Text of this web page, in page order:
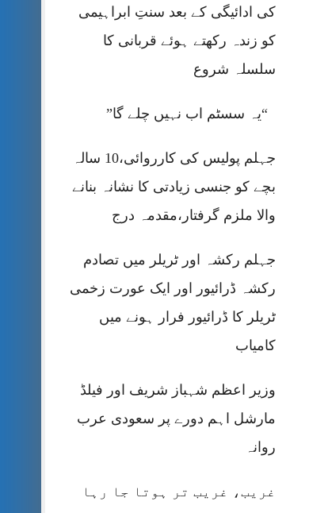
کی ادائیگی کے بعد سنتِ ابراہیمی
کو زندہ رکھتے ہوئے قربانی کا
سلسلہ شروع
“یہ سسٹم اب نہیں چلے گا”
جہلم پولیس کی کارروائی،10 سالہ
بچے کو جنسی زیادتی کا نشانہ بنانے
والا ملزم گرفتار،مقدمہ درج
جہلم رکشہ اور ٹریلر میں تصادم
رکشہ ڈرائیور اور ایک عورت زخمی
ٹریلر کا ڈرائیور فرار ہونے میں
کامیاب
وزیر اعظم شہباز شریف اور فیلڈ
مارشل اہم دورے پر سعودی عرب
روانہ
غریب، غریب تر ہوتا جا رہا